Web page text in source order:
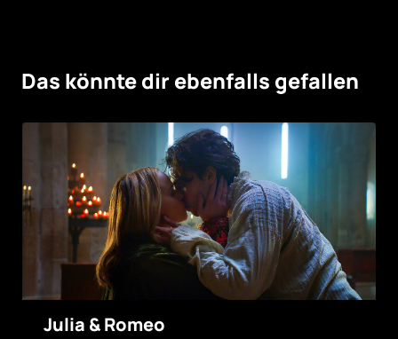
Das könnte dir ebenfalls gefallen
Julia & Romeo